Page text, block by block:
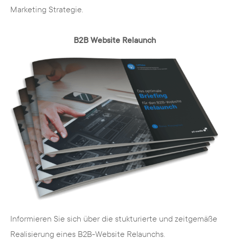
erarbeiten ein Konzept, das Ihre
TYPO3 CMS
TYPO3 ist ein Open-Source Content-
Management-System. Neben der
technischen Vielfalt ist das System für den
Redakteur einfach zu bedienen. Es sind
keine tief greifenden Kenntnisse in den
Programmiersprachen Typoscript, PHP,
CSS oder HTML notwendig, um die Inhalte
Marketing Strategie.
B2B Website Relaunch
Informieren Sie sich über die stukturierte und zeitgemäße
Realisierung eines B2B-Website Relaunchs.